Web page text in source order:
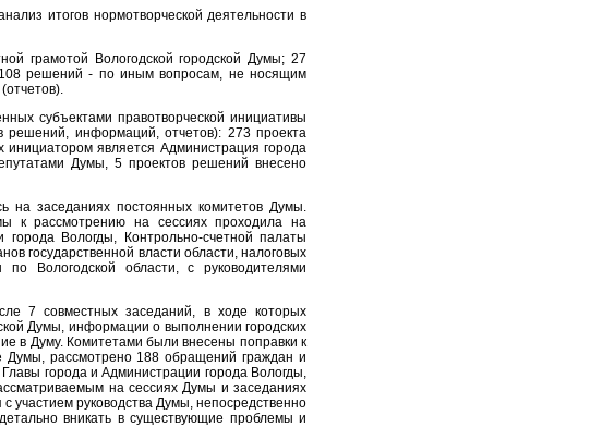
итогов нормотворческой деятельности в
грамотой Вологодской городской Думы; 27
решений - по иным вопросам, не носящим
субъектами правотворческой инициативы
решений, информаций, отчетов): 273 проекта
является Администрация города
Думы, 5 проектов решений внесено
на заседаниях постоянных комитетов Думы.
к рассмотрению на сессиях проходила на
Вологды, Контрольно-счетной палаты
государственной власти области, налоговых
Вологодской области, с руководителями
7 совместных заседаний, в ходе которых
Думы, информации о выполнении городских
в Думу. Комитетами были внесены поправки к
Думы, рассмотрено 188 обращений граждан и
города и Администрации города Вологды,
на сессиях Думы и заседаниях
участием руководства Думы, непосредственно
вникать в существующие проблемы и